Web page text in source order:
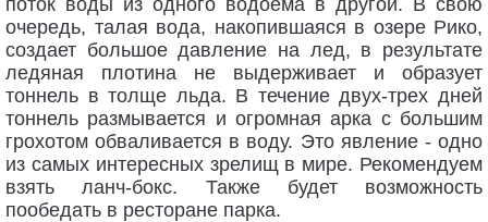
поток воды из одного водоёма в другой. В свою
очередь, талая вода, накопившаяся в озере Рико,
создает большое давление на лед, в результате
ледяная плотина не выдерживает и образует
тоннель в толще льда. В течение двух-трех дней
тоннель размывается и огромная арка с большим
грохотом обваливается в воду. Это явление - одно
из самых интересных зрелищ в мире. Рекомендуем
взять ланч-бокс. Также будет возможность
пообедать в ресторане парка.